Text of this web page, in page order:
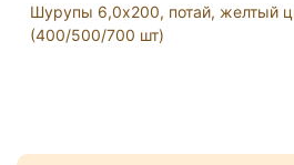
Шурупы 6,0х200, потай, желтый
(400/500/700 шт)